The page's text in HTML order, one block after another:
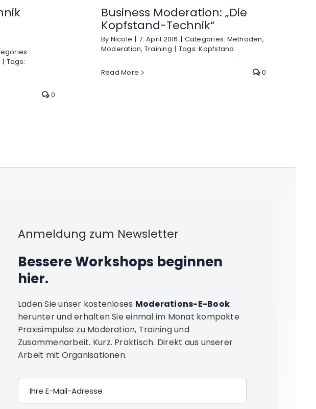
| Tags:
0
Business Moderation: „Die
Kopfstand-Technik“
By Nicole | 7. April 2016 | Categories: Methoden,
Moderation, Training | Tags:Kopfstand
Read More 0
Anmeldung zum Newsletter
Bessere Workshops beginnen
hier.
Laden Sie unser kostenloses Moderations-E-Book
herunter und erhalten Sie einmal im Monat kompakte
Praxisimpulse zu Moderation, Training und
Zusammenarbeit. Kurz. Praktisch. Direkt aus unserer
Arbeit mit Organisationen.